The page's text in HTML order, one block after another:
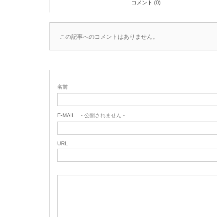
コメント (0)
この記事へのコメントはありません。
名前
E-MAIL - 公開されません -
URL